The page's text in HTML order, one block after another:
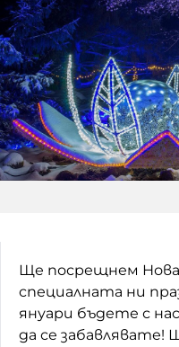
Фантазирай
Приказки
История на
Музикална
От соул до
Къщата
Златната
Игри
Кои сме ние?
За вас,
БНР
БНР Новини
Архивен фонд на
Ще посрещнем
специалната ни
януари бъдете с
да се забавлявате!